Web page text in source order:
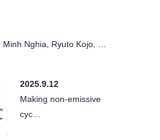
Nghia, Ryuto Kojo, …
2025.9.12
Making non-emissive
cyc…